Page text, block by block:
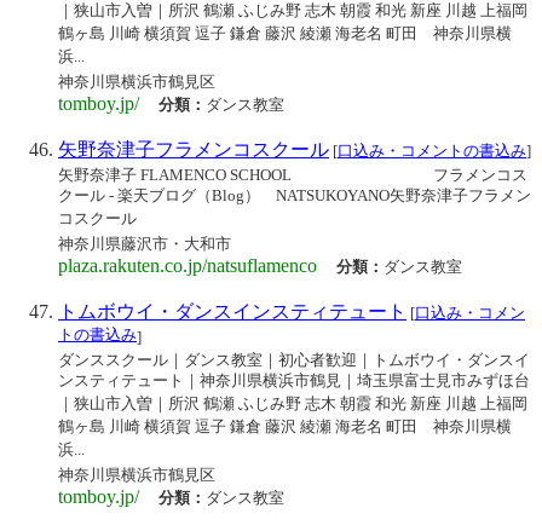
｜狭山市入曽｜所沢 鶴瀬 ふじみ野 志木 朝霞 和光 新座 川越 上福岡
鶴ヶ島 川崎 横須賀 逗子 鎌倉 藤沢 綾瀬 海老名 町田 神奈川県横
浜...
神奈川県横浜市鶴見区
tomboy.jp/ 分類： ダンス教室
矢野奈津子フラメンコスクール [口込み・コメントの書込み]
矢野奈津子 FLAMENCO SCHOOL フラメンコス
クール - 楽天ブログ（Blog） NATSUKOYANO矢野奈津子フラメン
コスクール
神奈川県藤沢市・大和市
plaza.rakuten.co.jp/natsuflamenco 分類： ダンス教室
トムボウイ・ダンスインスティテュート [口込み・コメン
トの書込み]
ダンススクール｜ダンス教室｜初心者歓迎｜トムボウイ・ダンスイ
ンスティテュート｜神奈川県横浜市鶴見｜埼玉県富士見市みずほ台
｜狭山市入曽｜所沢 鶴瀬 ふじみ野 志木 朝霞 和光 新座 川越 上福岡
鶴ヶ島 川崎 横須賀 逗子 鎌倉 藤沢 綾瀬 海老名 町田 神奈川県横
浜...
神奈川県横浜市鶴見区
tomboy.jp/ 分類： ダンス教室